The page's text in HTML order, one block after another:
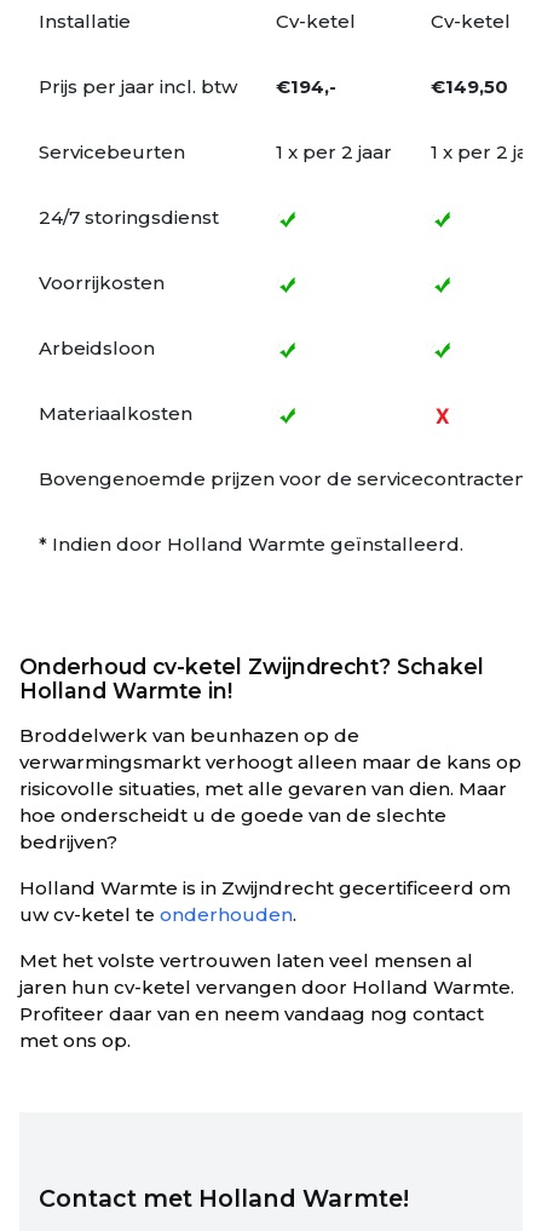
Installatie Cv-ketel Cv-ketel
Prijs per jaar incl. btw €194,- €149,50
Servicebeurten 1 x per 2 jaar 1 x per 2
24/7 storingsdienst
Voorrijkosten
Arbeidsloon
Materiaalkosten
Bovengenoemde prijzen voor de servicecontracten
* Indien door Holland Warmte geïnstalleerd.
Onderhoud cv-ketel Zwijndrecht? Schakel
Holland Warmte in!
Broddelwerk van beunhazen op de
verwarmingsmarkt verhoogt alleen maar de kans op
risicovolle situaties, met alle gevaren van dien. Maar
hoe onderscheidt u de goede van de slechte
bedrijven?
Holland Warmte is in Zwijndrecht gecertificeerd om
uw cv-ketel te onderhouden.
Met het volste vertrouwen laten veel mensen al
jaren hun cv-ketel vervangen door Holland Warmte.
Profiteer daar van en neem vandaag nog contact
met ons op.
Contact met Holland Warmte!